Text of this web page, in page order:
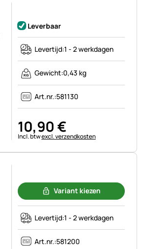
Leverbaar
Levertijd:1 - 2 werkdagen
Gewicht:0,43 kg
Art.nr.:581130
10,90€
Belastinginformatie:
Incl. btwexcl. verzendkosten
Variant kiezen
Levertijd:1 - 2 werkdagen
Art.nr.:581200